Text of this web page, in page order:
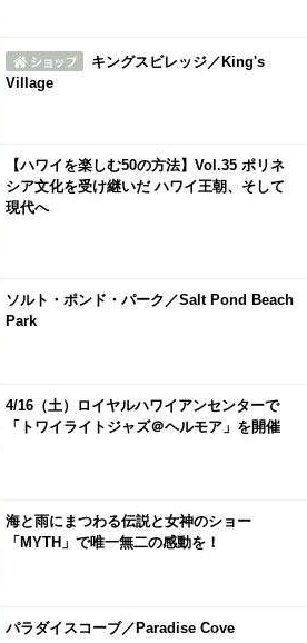
キングスビレッジ／King's
Village
【ハワイを楽しむ50の方法】Vol.35 ポリネ
シア文化を受け継いだ ハワイ王朝、そして
現代へ
ソルト・ポンド・パーク／Salt Pond Beach
Park
4/16（土）ロイヤルハワイアンセンターで
「トワイライトジャズ＠ヘルモア」を開催
海と雨にまつわる伝説と女神のショー
「MYTH」で唯一無二の感動を！
パラダイスコーブ／Paradise Cove